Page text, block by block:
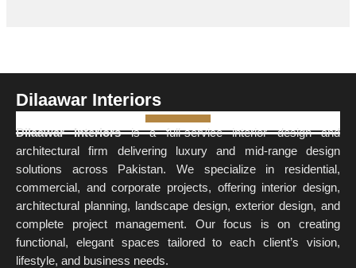
Dilaawar Interiors
Dilaawar Interiorsis a full-service interior design and
architectural firm delivering luxury and mid-range design
solutions across Pakistan. We specialize in residential,
commercial, and corporate projects, offering interior design,
architectural planning, landscape design, exterior design, and
complete project management. Our focus is on creating
functional, elegant spaces tailored to each client’s vision,
lifestyle, and business needs.